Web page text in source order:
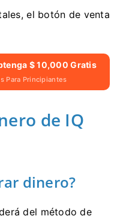
el botón de venta
$ 10,000 Gratis
Para Principiantes
de IQ
dinero?
del método de